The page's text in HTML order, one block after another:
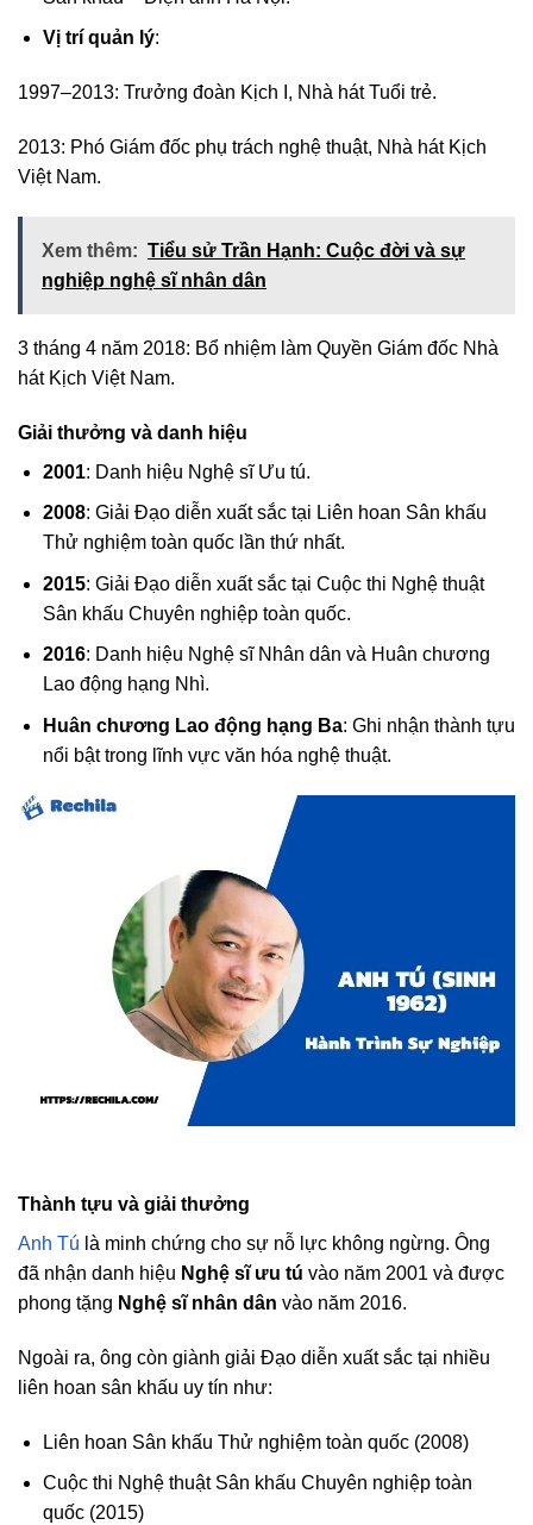
Vị trí quản lý:
1997–2013: Trưởng đoàn Kịch I, Nhà hát Tuổi trẻ.
2013: Phó Giám đốc phụ trách nghệ thuật, Nhà hát Kịch
Việt Nam.
Xem thêm: Tiểu sử Trần Hạnh: Cuộc đời và sự
nghiệp nghệ sĩ nhân dân
3 tháng 4 năm 2018: Bổ nhiệm làm Quyền Giám đốc Nhà
hát Kịch Việt Nam.
Giải thưởng và danh hiệu
2001: Danh hiệu Nghệ sĩ Ưu tú.
2008: Giải Đạo diễn xuất sắc tại Liên hoan Sân khấu
Thử nghiệm toàn quốc lần thứ nhất.
2015: Giải Đạo diễn xuất sắc tại Cuộc thi Nghệ thuật
Sân khấu Chuyên nghiệp toàn quốc.
2016: Danh hiệu Nghệ sĩ Nhân dân và Huân chương
Lao động hạng Nhì.
Huân chương Lao động hạng Ba: Ghi nhận thành tựu
nổi bật trong lĩnh vực văn hóa nghệ thuật.
Thành tựu và giải thưởng
Anh Tú là minh chứng cho sự nỗ lực không ngừng. Ông
đã nhận danh hiệu Nghệ sĩ ưu tú vào năm 2001 và được
phong tặng Nghệ sĩ nhân dân vào năm 2016.
Ngoài ra, ông còn giành giải Đạo diễn xuất sắc tại nhiều
liên hoan sân khấu uy tín như:
Liên hoan Sân khấu Thử nghiệm toàn quốc (2008)
Cuộc thi Nghệ thuật Sân khấu Chuyên nghiệp toàn
quốc (2015)